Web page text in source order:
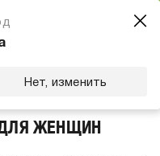
Нет, изменить
ЖЕНЩИН